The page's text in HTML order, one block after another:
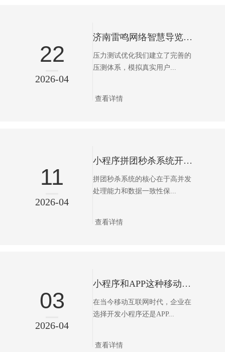
22
2026-04
济南雷鸣网络智慧导览性能优化篇——全链路性能监控，确保导航系统毫秒级响应体验
压力测试优化我们建立了完善的
压测体系，模拟真实用户...
查看详情
11
2026-04
小程序拼团秒杀系统开发市场背景与需求
拼团秒杀系统的核心在于高并发
处理能力和数据一致性保...
查看详情
03
2026-04
小程序和APP这种移动端的项目你会怎样选择
在当今移动互联网时代，企业在
选择开发小程序还是APP...
查看详情